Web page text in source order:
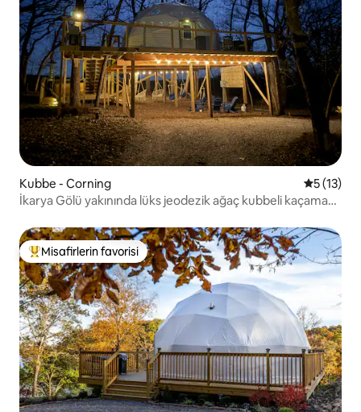
Kubbe - Corning 55 (13)
İkarya Gölü yakınında lüks jeodezik ağaç kubbeli kaçamak
Misafirlerin favorilerinden en beğenilenler arasında
Misafirlerin favorisi